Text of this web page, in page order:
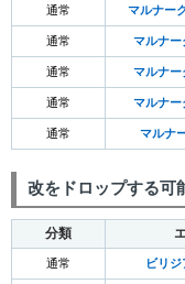
通常 マルナー
通常 マルナー
通常 マルナー
通常 マルナー
通常 マルナ
改をドロップする可
分類
通常 ビリ